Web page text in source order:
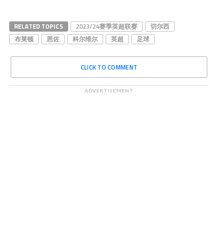
RELATED TOPICS 2023/24赛季英超联赛
切尔西
布莱顿
恩佐 科尔维尔 英超 足球
CLICK TO COMMENT
ADVERTISEMENT